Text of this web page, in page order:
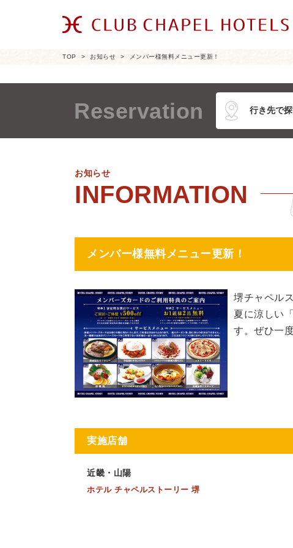
TOP お知らせ メンバー様無料メニュー更新！
Reservation
お知らせ
メンバー様無料メニュー更新！
堺チャペル
夏に涼しい
す。ぜひ一
実施店舗
近畿・山陽
ホテル チャペルストーリー 堺